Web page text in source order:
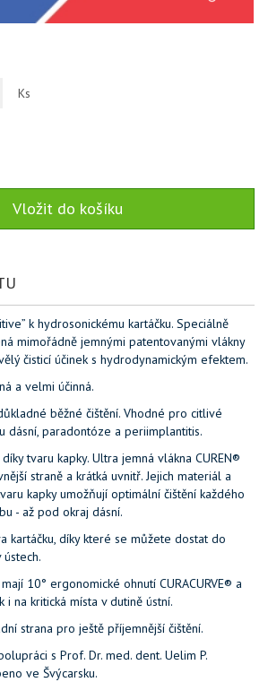
Ks
k hydrosonickému kartáčku. Speciálně
mimořádně jemnými patentovanými vlákny
čisticí účinek s hydrodynamickým efektem.
a velmi účinná.
běžné čištění. Vhodné pro citlivé
dásní, paradontóze a periimplantitis.
tvaru kapky. Ultra jemná vlákna CUREN®
straně a krátká uvnitř. Jejich materiál a
kapky umožňují optimální čištění každého
- až pod okraj dásní.
kartáčku, díky které se můžete dostat do
10° ergonomické ohnutí CURACURVE® a
i na kritická místa v dutině ústní.
strana pro ještě příjemnější čištění.
s Prof. Dr. med. dent. Uelim P.
ve Švýcarsku.